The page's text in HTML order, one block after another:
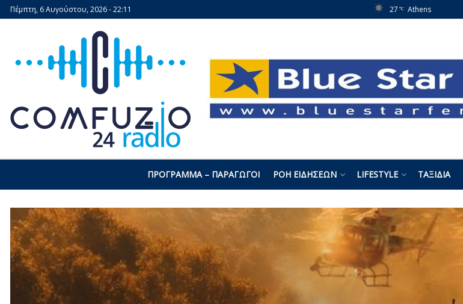
Πέμπτη, 6 Αυγούστου, 2026 - 22:11 27 °C Athens
ΠΡΌΓΡΑΜΜΑ – ΠΑΡΑΓΩΓΟΊ ΡΟΉ ΕΙΔΉΣΕΩΝ LIFESTYLE ΤΑΞΊΔΙΑ